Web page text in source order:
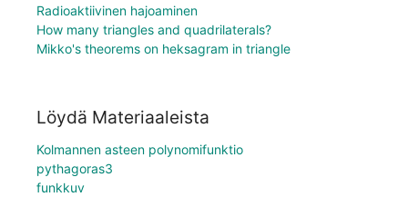
Radioaktiivinen hajoaminen
How many triangles and quadrilaterals?
Mikko's theorems on heksagram in triangle
Löydä Materiaaleista
Kolmannen asteen polynomifunktio
pythagoras3
funkkuv